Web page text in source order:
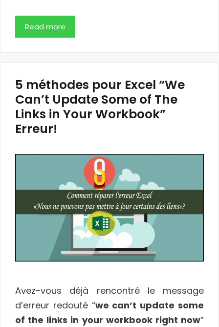
Read more
5 méthodes pour Excel “We
Can’t Update Some of The
Links in Your Workbook”
Erreur!
Avez-vous déjà rencontré le message
d’erreur redouté “we can’t update some
of the links in your workbook right now”